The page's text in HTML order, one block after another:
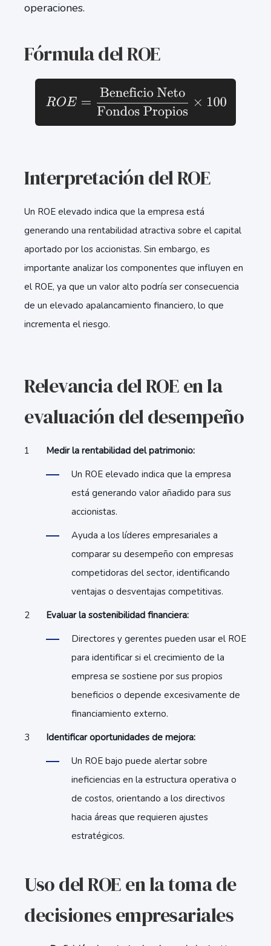
operaciones.
Fórmula del ROE
Interpretación del ROE
Un ROE elevado indica que la empresa está
generando una rentabilidad atractiva sobre el capital
aportado por los accionistas. Sin embargo, es
importante analizar los componentes que influyen en
el ROE, ya que un valor alto podría ser consecuencia
de un elevado apalancamiento financiero, lo que
incrementa el riesgo.
Relevancia del ROE en la
evaluación del desempeño
Medir la rentabilidad del patrimonio:
Un ROE elevado indica que la empresa
está generando valor añadido para sus
accionistas.
Ayuda a los líderes empresariales a
comparar su desempeño con empresas
competidoras del sector, identificando
ventajas o desventajas competitivas.
Evaluar la sostenibilidad financiera:
Directores y gerentes pueden usar el ROE
para identificar si el crecimiento de la
empresa se sostiene por sus propios
beneficios o depende excesivamente de
financiamiento externo.
Identificar oportunidades de mejora:
Un ROE bajo puede alertar sobre
ineficiencias en la estructura operativa o
de costos, orientando a los directivos
hacia áreas que requieren ajustes
estratégicos.
Uso del ROE en la toma de
decisiones empresariales